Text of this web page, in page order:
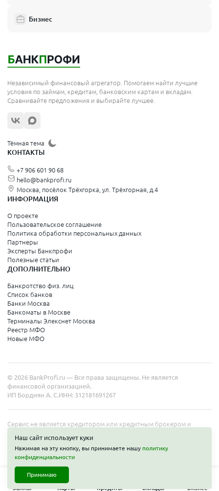
Бизнес
Независимый финансовый агрегатор. Помогаем найти лучшие
условия по займам, кредитам, банковским картам и вкладам.
Сравнивайте предложения и выбирайте лучшее.
Тёмная тема
КОНТАКТЫ
+7 906 601 90 68
hello@bankprofi.ru
Москва, посёлок Трёхгорка, ул. Трёхгорная, д.4
ИНФОРМАЦИЯ
О проекте
Пользовательское соглашение
Политика обработки персональных данных
Партнеры
Эксперты Банкпрофи
Полезные статьи
ДОПОЛНИТЕЛЬНО
Банкротство физ. лиц
Список банков
Банки Москва
Банкоматы в Москве
Терминалы Элекснет Москва
Реестр МФО
Новые МФО
© 2026 BankProfi.ru — Все права защищены. Не является
финансовой организацией.
ИП Бордиян А. С.ИНН: 312181691267
Сервис не является кредитором или кредитным брокером и
на сайте не является публичной офертой. Полные условия услуг
уточняйте на сайте организаций.
Займы Карты Кредиты Вклады Бизнес
Наш сайт использует куки
Нажимая на эту кнопку, вы принимаете нашу политику
конфиденциальности
Принимаю